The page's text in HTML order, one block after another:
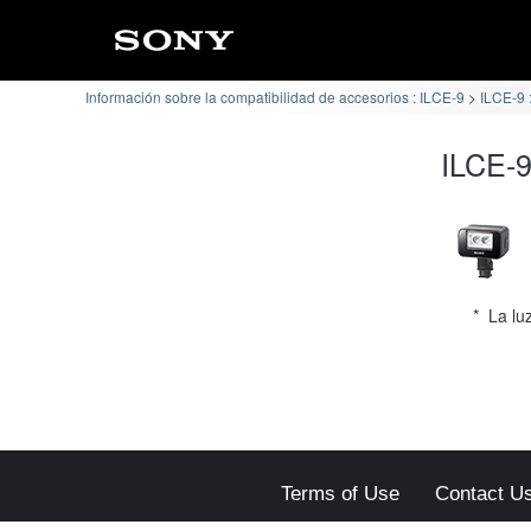
Información sobre la compatibilidad de accesorios : ILCE-9 ILCE-9
ILCE-
* La
Terms of Use Contact